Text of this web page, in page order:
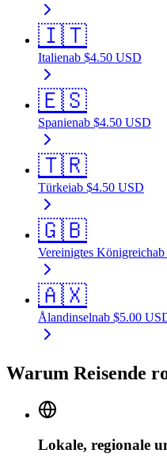
🇮🇹
Italienab $4.50 USD
🇪🇸
Spanienab $4.50 USD
🇹🇷
Türkeiab $4.50 USD
🇬🇧
Vereinigtes Königreichab
🇦🇽
Ålandinselnab $5.00
Warum Reisende
Lokale, regionale